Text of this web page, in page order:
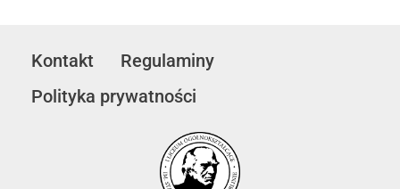
Kontakt
Regulaminy
Polityka prywatności